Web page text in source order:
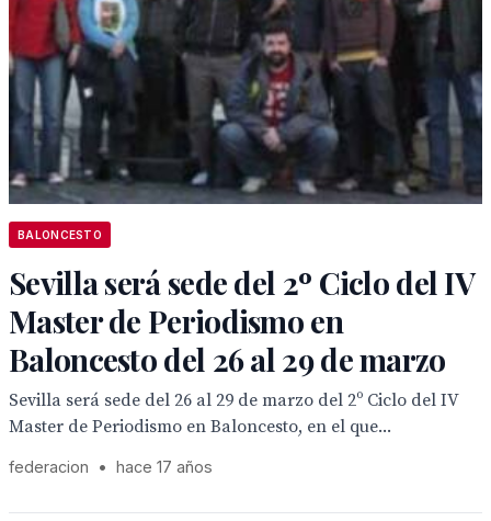
BALONCESTO
Sevilla será sede del 2º Ciclo del IV
Master de Periodismo en
Baloncesto del 26 al 29 de marzo
Sevilla será sede del 26 al 29 de marzo del 2º Ciclo del IV
Master de Periodismo en Baloncesto, en el que...
federacion • hace 17 años